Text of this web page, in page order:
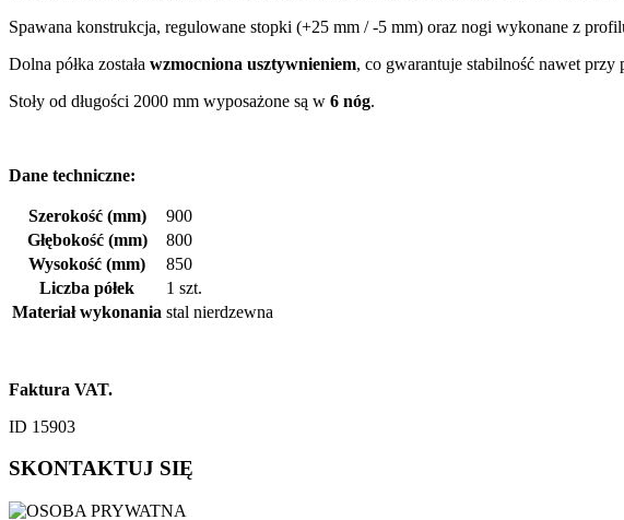
Spawana konstrukcja, regulowane stopki (+25 mm / -5 mm) oraz nogi wykonane z
Dolna półka została wzmocniona usztywnieniem, co gwarantuje stabilność nawet
Stoły od długości 2000 mm wyposażone są w 6 nóg.
Dane techniczne:
Szerokość (mm)
900
Głębokość (mm)
800
Wysokość (mm)
850
Liczba półek
1 szt.
Materiał wykonania stal nierdzewna
Faktura VAT.
ID 15903
SKONTAKTUJ SIĘ